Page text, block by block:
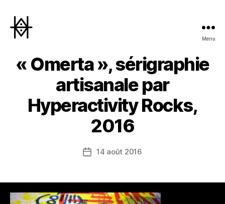
Menu
« Omerta », sérigraphie
artisanale par
Hyperactivity Rocks,
2016
Date14 août 2016